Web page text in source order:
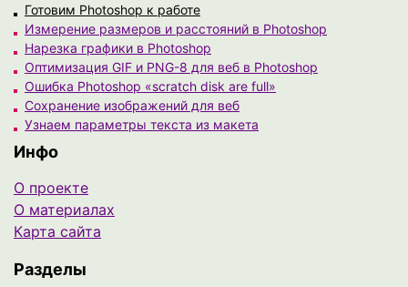
Готовим Photoshop к работе
Измерение размеров и расстояний в Photoshop
Нарезка графики в Photoshop
Оптимизация GIF и PNG-8 для веб в Photoshop
Ошибка Photoshop «scratch disk are full»
Сохранение изображений для веб
Узнаем параметры текста из макета
Инфо
О проекте
О материалах
Карта сайта
Разделы